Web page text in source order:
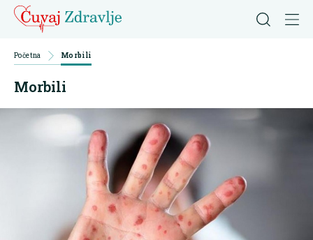
Početna Morbili
Morbili